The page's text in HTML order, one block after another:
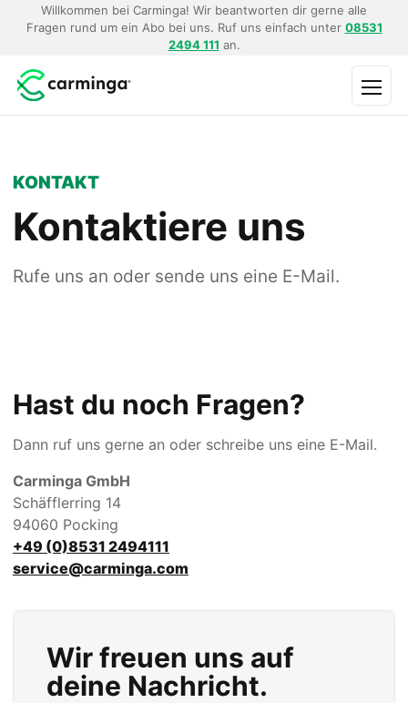
Willkommen bei Carminga! Wir beantworten dir gerne alle
Fragen rund um ein Abo bei uns. Ruf uns einfach unter 08531
2494 111 an.
KONTAKT
Kontaktiere uns
Rufe uns an oder sende uns eine E-Mail.
Hast du noch Fragen?
Dann ruf uns gerne an oder schreibe uns eine E-Mail.
Carminga GmbH
Schäfflerring 14
94060 Pocking
+49 (0)8531 2494111
service@carminga.com
Wir freuen uns auf
deine Nachricht.